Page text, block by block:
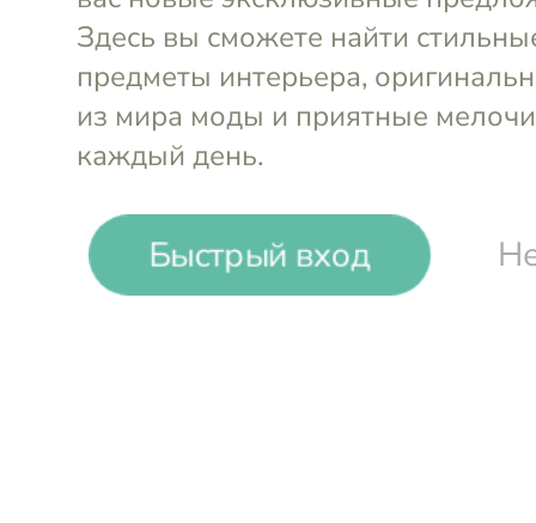
Быстрый вход
Выгода до10%
Karman Republic
Дизайнерские светильники из Италии